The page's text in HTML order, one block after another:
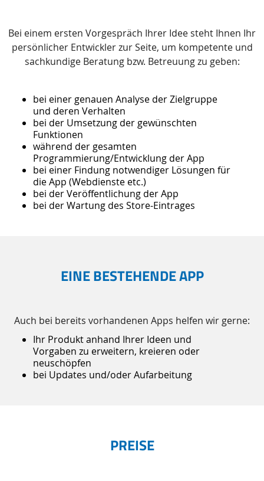
Bei einem ersten Vorgespräch Ihrer Idee steht Ihnen Ihr
persönlicher Entwickler zur Seite, um kompetente und
sachkundige Beratung bzw. Betreuung zu geben:
bei einer genauen Analyse der Zielgruppe
und deren Verhalten
bei der Umsetzung der gewünschten
Funktionen
während der gesamten
Programmierung/Entwicklung der App
bei einer Findung notwendiger Lösungen für
die App (Webdienste etc.)
bei der Veröffentlichung der App
bei der Wartung des Store-Eintrages
EINE BESTEHENDE APP
Auch bei bereits vorhandenen Apps helfen wir gerne:
Ihr Produkt anhand Ihrer Ideen und
Vorgaben zu erweitern, kreieren oder
neuschöpfen
bei Updates und/oder Aufarbeitung
PREISE